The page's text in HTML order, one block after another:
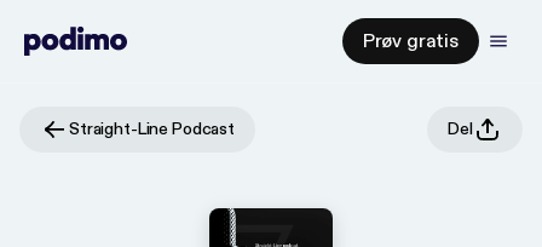
Prøv gratis
Straight-Line Podcast Del